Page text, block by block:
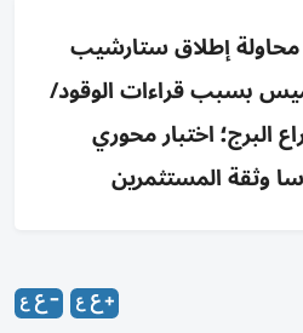
إطلاق ستارشيب
بسبب قراءات الوقود/
البرج؛ اختبار محوري
وثقة المستثمرين